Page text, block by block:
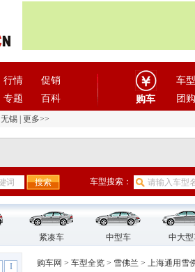
行情
促销
专题 百科 购车
车型
团购
无锡 更多>>
车型搜索：
紧凑车 中型车 中大
I
购车网 > 车型全览 > 雪佛兰 > 上海通用雪